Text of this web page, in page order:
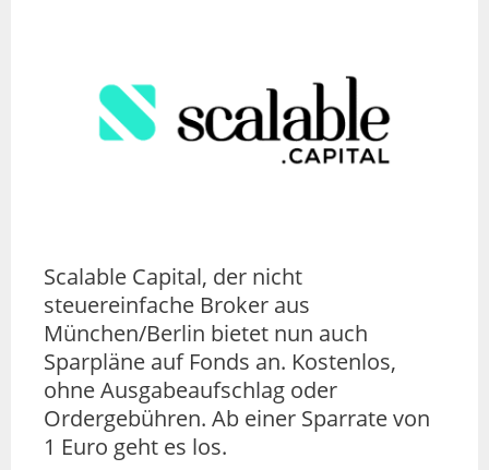
Scalable Capital, der nicht
steuereinfache Broker aus
München/Berlin bietet nun auch
Sparpläne auf Fonds an. Kostenlos,
ohne Ausgabeaufschlag oder
Ordergebühren. Ab einer Sparrate von
1 Euro geht es los.